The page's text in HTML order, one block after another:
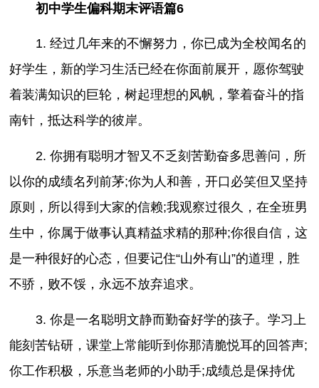
初中学生偏科期末评语篇6
1. 经过几年来的不懈努力，你已成为全校闻名的
好学生，新的学习生活已经在你面前展开，愿你驾驶
着装满知识的巨轮，树起理想的风帆，擎着奋斗的指
南针，抵达科学的彼岸。
2. 你拥有聪明才智又不乏刻苦勤奋多思善问，所
以你的成绩名列前茅;你为人和善，开口必笑但又坚持
原则，所以得到大家的信赖;我观察过很久，在全班男
生中，你属于做事认真精益求精的那种;你很自信，这
是一种很好的心态，但要记住“山外有山”的道理，胜
不骄，败不馁，永远不放弃追求。
3. 你是一名聪明文静而勤奋好学的孩子。学习上
能刻苦钻研，课堂上常能听到你那清脆悦耳的回答声;
你工作积极，乐意当老师的小助手;成绩总是保持优